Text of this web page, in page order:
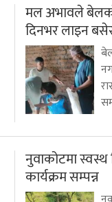
मल अभावले
दिनभर लाइन
नुवाकोटमा स्वस्थ
कार्यक्रम सम्पन्न